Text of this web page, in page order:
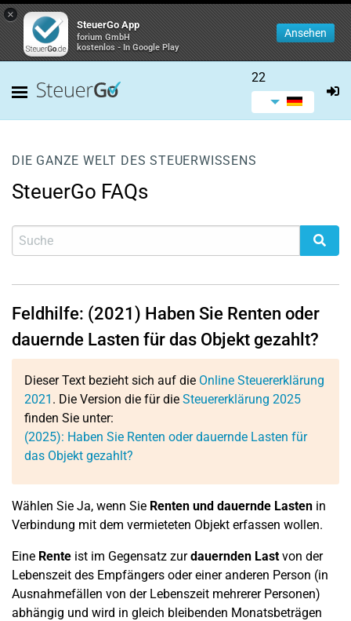
×
SteuerGo App
forium GmbH
kostenlos - In Google Play
Ansehen
22
DIE GANZE WELT DES STEUERWISSENS
SteuerGo FAQs
Feldhilfe: (2021) Haben Sie Renten oder
dauernde Lasten für das Objekt gezahlt?
Dieser Text bezieht sich auf die Online Steuererklärung
2021 . Die Version die für die Steuererklärung 2025
finden Sie unter:
(2025): Haben Sie Renten oder dauernde Lasten für
das Objekt gezahlt?
Wählen Sie Ja, wenn Sie Renten und dauernde Lasten in
Verbindung mit dem vermieteten Objekt erfassen wollen.
Eine Rente ist im Gegensatz zurdauernden Lastvon der
Lebenszeit des Empfängers oder einer anderen Person (in
Ausnahmefällen von der Lebenszeit mehrerer Personen)
abhängig und wird in gleich bleibenden Monatsbeträgen